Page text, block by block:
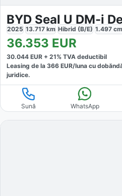
BYD Seal U DM-i
2025 13.717 km Hibrid (B/E) 1.497
36.353 EUR
30.044 EUR + 21% TVA deductibil
Leasing de la 366 EUR/luna cu
juridice.
Sună WhatsApp